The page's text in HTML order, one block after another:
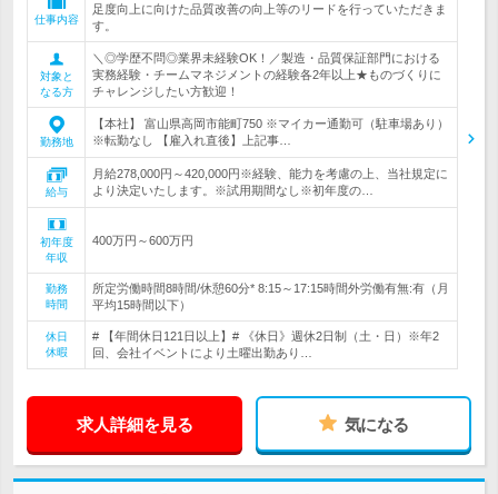
仕事内容
足度向上に向けた品質改善の向上等のリードを行っていただきま
す。
対象と
なる方
＼◎学歴不問◎業界未経験OK！／製造・品質保証部門における
実務経験・チームマネジメントの経験各2年以上★ものづくりに
チャレンジしたい方歓迎！
勤務地
【本社】 富山県高岡市能町750 ※マイカー通勤可（駐車場あり）
※転勤なし 【雇入れ直後】上記事…
給与
月給278,000円～420,000円※経験、能力を考慮の上、当社規定に
より決定いたします。※試用期間なし※初年度の…
初年度
年収
400万円～600万円
勤務
時間
所定労働時間8時間/休憩60分* 8:15～17:15時間外労働有無:有（月
平均15時間以下）
休日
休暇
# 【年間休日121日以上】# 《休日》週休2日制（土・日）※年2
回、会社イベントにより土曜出勤あり…
求人詳細を見る 気になる